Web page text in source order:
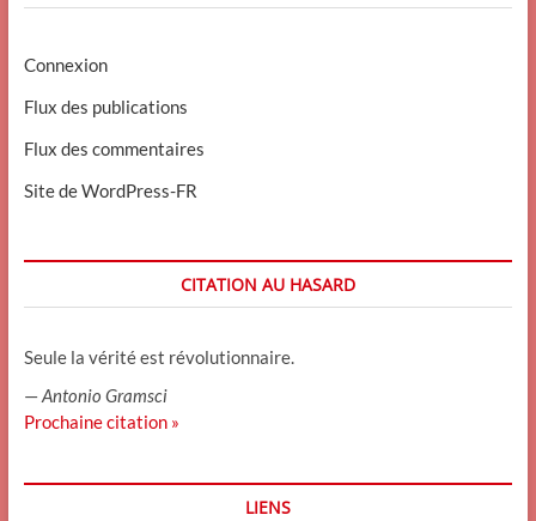
Connexion
Flux des publications
Flux des commentaires
Site de WordPress-FR
CITATION AU HASARD
Seule la vérité est révolutionnaire.
—Antonio Gramsci
Prochaine citation »
LIENS